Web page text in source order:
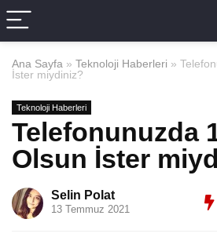
Ana Sayfa » Teknoloji Haberleri »
İster miydiniz?
Teknoloji Haberleri
Telefonunuzda
Olsun İster
Selin Polat
13 Temmuz 2021